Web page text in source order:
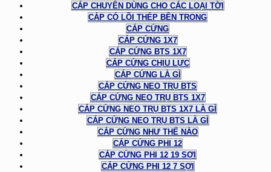
CÁP CHUYÊN DÙNG CHO CÁC LOẠI TỜI
CÁP CÓ LÕI THÉP BÊN TRONG
CÁP CỨNG
CÁP CỨNG 1X7
CÁP CỨNG BTS 1X7
CÁP CỨNG CHỊU LỰC
CÁP CỨNG LÀ GÌ
CÁP CỨNG NEO TRỤ BTS
CÁP CỨNG NEO TRỤ BTS 1X7
CÁP CỨNG NEO TRỤ BTS 1X7 LÀ GÌ
CÁP CỨNG NEO TRỤ BTS LÀ GÌ
CÁP CỨNG NHƯ THẾ NÀO
CÁP CỨNG PHI 12
CÁP CỨNG PHI 12 19 SỢI
CÁP CỨNG PHI 12 7 SỢI